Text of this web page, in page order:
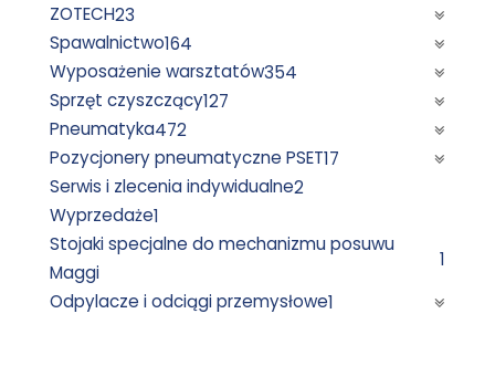
ZOTECH23
Spawalnictwo164
Wyposażenie warsztatów354
Sprzęt czyszczący127
Pneumatyka472
Pozycjonery pneumatyczne PSET17
Serwis i zlecenia indywidualne2
Wyprzedaże1
Stojaki specjalne do mechanizmu posuwu
Maggi
1
Odpylacze i odciągi przemysłowe1